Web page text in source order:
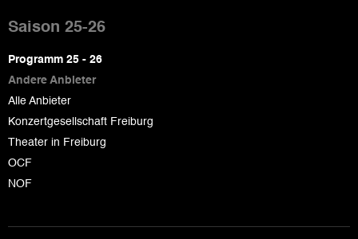
de
page
Saison 25-26
Programm 25 - 26
Andere Anbieter
Alle Anbieter
Konzertgesellschaft Freiburg
Theater in Freiburg
OCF
NOF